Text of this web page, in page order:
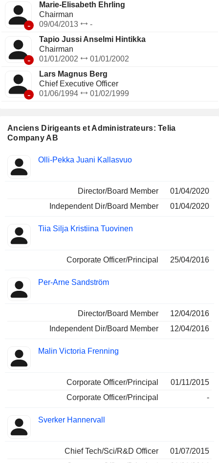
Anciens Dirigeants et Administrateurs: Telia
Company AB
Insider
Fonctions
Olli-Pekka Juani Kallasvuo
Director/Board Member
01/04/2020
Independent Dir/Board Member
01/04/2020
Tiia Silja Kristiina Tuovinen
Corporate Officer/Principal 25/04/2016
Per-Arne Sandström
Director/Board Member
12/04/2016
Independent Dir/Board Member
12/04/2016
Malin Victoria Frenning
Corporate Officer/Principal
01/11/2015
Corporate Officer/Principal
-
Sverker Hannervall
Chief Tech/Sci/R&D Officer
01/07/2015
-
Marie-Elisabeth Ehrling
Chairman
09/04/2013
-
-
Tapio Jussi Anselmi Hintikka
Chairman
01/01/2002
01/01/2002
-
Lars Magnus Berg
Chief Executive Officer
01/06/1994
01/02/1999